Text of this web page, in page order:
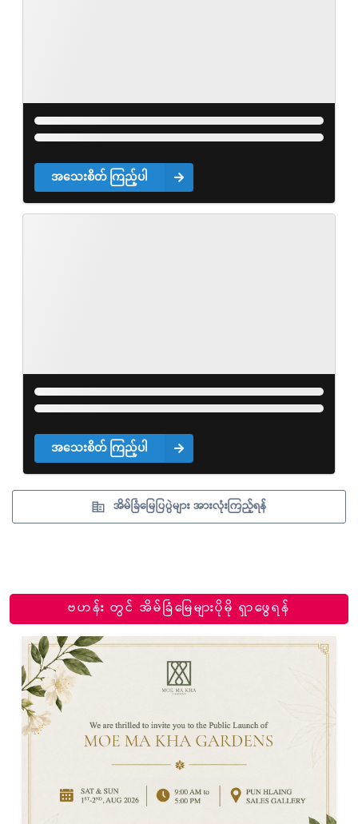
အသေးစိတ် ကြည့်ပါ
အသေးစိတ် ကြည့်ပါ
အိမ်ခြံမြေပြပွဲများ အားလုံးကြည့်ရန်
ဗဟန်း တွင် အိမ်ခြံမြေများပိုမို ရှာဖွေရန်